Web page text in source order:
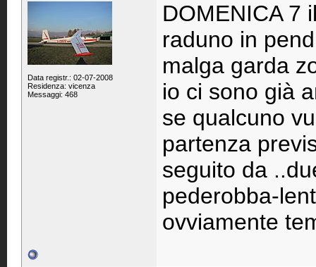
Data registr.: 02-07-2008
Residenza: vicenza
Messaggi: 468
DOMENICA 7
raduno in
malga garda
io ci sono già
se qualcuno
partenza
seguito da
pederobba-
ovviamente